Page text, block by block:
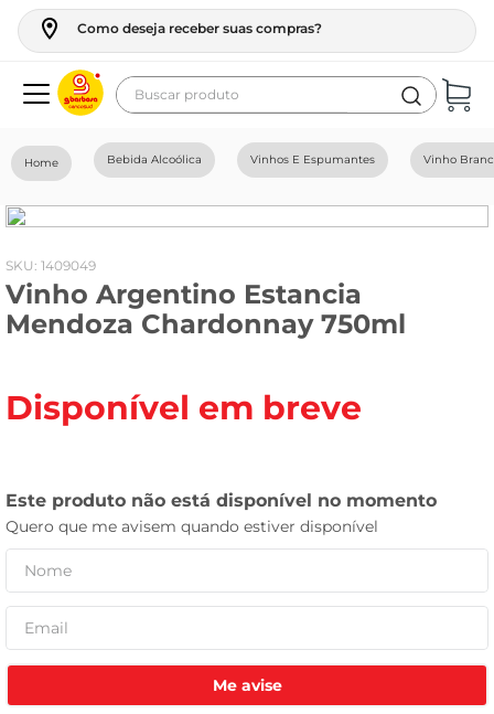
Como deseja receber suas compras?
Buscar produto
Bebida Alcoólica Vinhos E Espumantes Vinho
: 1409049
Vinho Argentino Estancia
Mendoza Chardonnay 750ml
Disponível em breve
Me avise
geladeira
fogao
café
cerveja
leite
tv